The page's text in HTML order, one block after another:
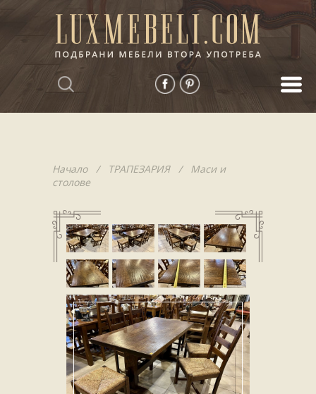
Начало/ ТРАПЕЗАРИЯ/ Маси и
столове